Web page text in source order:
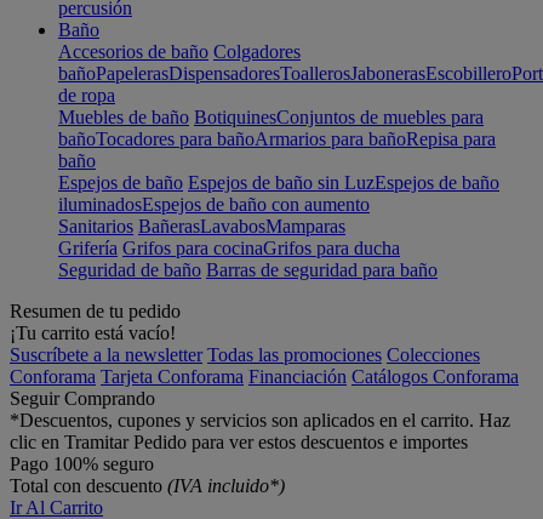
percusión
Baño
Accesorios de baño Colgadores
bañoPapelerasDispensadoresToallerosJabonerasEscobillero
de ropa
Muebles de baño BotiquinesConjuntos de muebles para
bañoTocadores para bañoArmarios para bañoRepisa para
baño
Espejos de baño Espejos de baño sin LuzEspejos de baño
iluminadosEspejos de baño con aumento
Sanitarios BañerasLavabosMamparas
Grifería Grifos para cocinaGrifos para ducha
Seguridad de baño Barras de seguridad para baño
Resumen de tu pedido
¡Tu carrito está vacío!
Suscríbete a la newsletter Todas las promociones Colecciones
Conforama Tarjeta Conforama Financiación Catálogos Conforama
Seguir Comprando
*Descuentos, cupones y servicios son aplicados en el carrito. Haz
clic en Tramitar Pedido para ver estos descuentos e importes
Pago 100% seguro
Total con descuento (IVA incluido*)
Ir Al Carrito